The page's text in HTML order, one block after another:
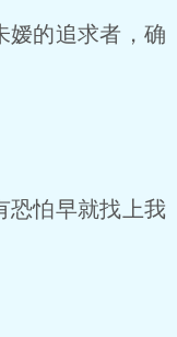
的追求者，确
怕早就找上我